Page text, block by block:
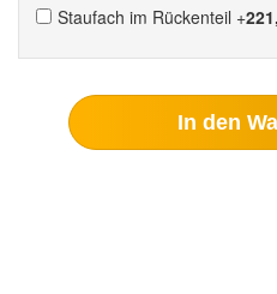
Staufach im Rückenteil +
In den